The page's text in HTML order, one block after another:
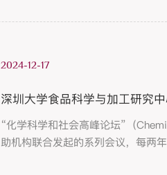
2024-12-17
深圳大学食品科学与加工研究
“化学科学和社会高峰论坛”（
助机构联合发起的系列会议，每两